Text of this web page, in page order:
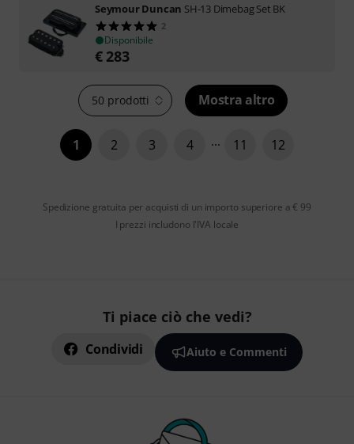
Seymour Duncan SH-13 Dimebag Set BK
2
Disponibile
€ 283
50 prodotti Mostra altro
1 2 3 4 11 12
Spedizione gratuita per acquisti di un importo superiore a € 99
I prezzi includono l'IVA locale
Ti piace ciò che vedi?
Condividi Aiuto e Commenti